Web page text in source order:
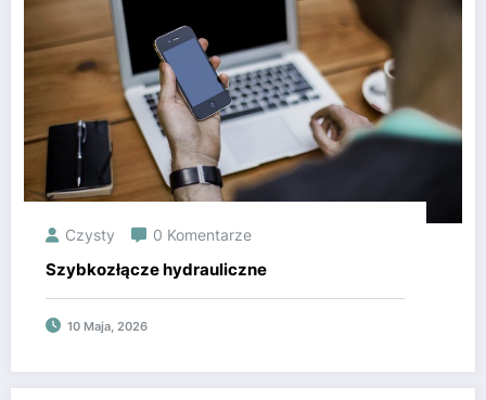
Czysty 0 Komentarze
Szybkozłącze hydrauliczne
10 Maja, 2026